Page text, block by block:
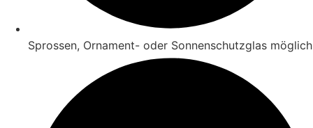
Sprossen, Ornament- oder Sonnenschutzglas möglich